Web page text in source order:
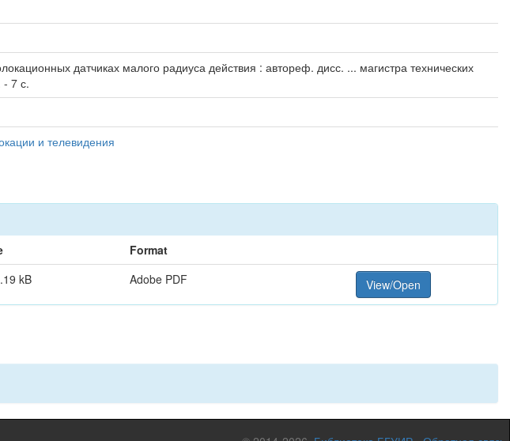
датчиках малого радиуса действия : автореф. дисс. ... магистра технических
7 с.
и телевидения
Format
kB Adobe PDF View/Open